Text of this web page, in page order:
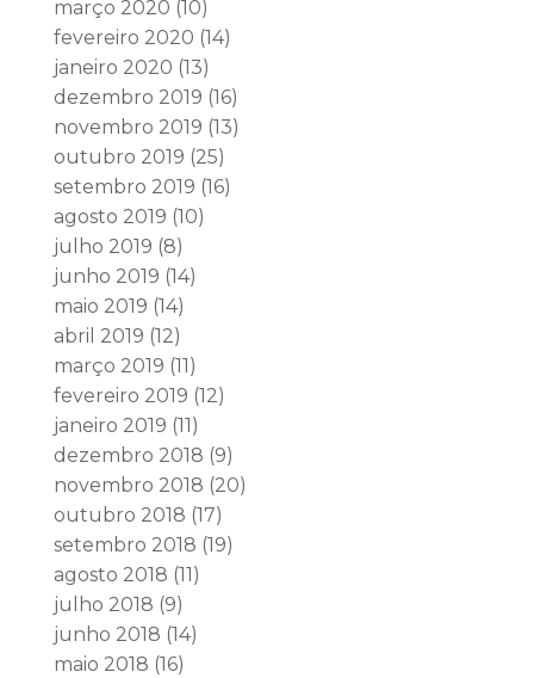
março 2020 (10)
fevereiro 2020 (14)
janeiro 2020 (13)
dezembro 2019 (16)
novembro 2019 (13)
outubro 2019 (25)
setembro 2019 (16)
agosto 2019 (10)
julho 2019 (8)
junho 2019 (14)
maio 2019 (14)
abril 2019 (12)
março 2019 (11)
fevereiro 2019 (12)
janeiro 2019 (11)
dezembro 2018 (9)
novembro 2018 (20)
outubro 2018 (17)
setembro 2018 (19)
agosto 2018 (11)
julho 2018 (9)
junho 2018 (14)
maio 2018 (16)